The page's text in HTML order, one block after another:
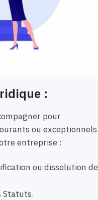
:
pour
ou exceptionnels
entreprise :
ou dissolution de
Statuts.